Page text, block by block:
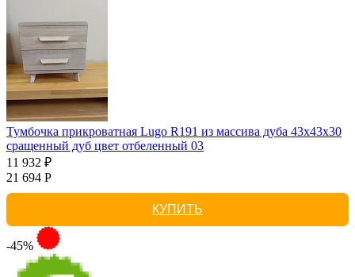
Тумбочка прикроватная Lugo R191 из массива дуба 43х43х30
сращенный дуб цвет отбеленный 03
11 932 ₽
21 694 Р
КУПИТЬ
-45%